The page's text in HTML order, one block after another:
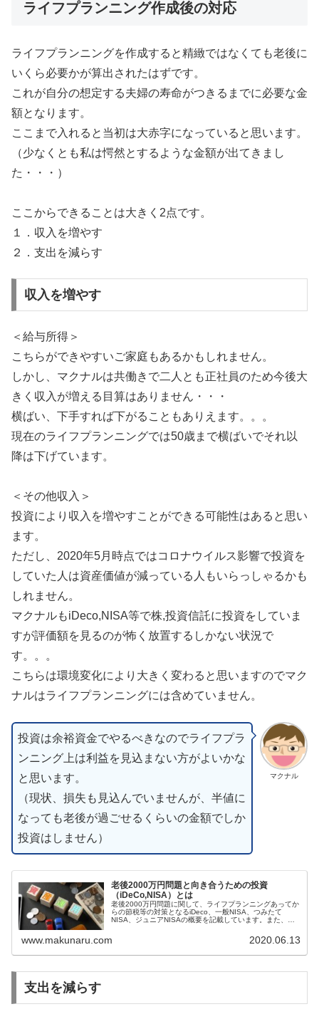
ライフプランニング作成後の対応
ライフプランニングを作成すると精緻ではなくても老後に
いくら必要かが算出されたはずです。
これが自分の想定する夫婦の寿命がつきるまでに必要な金
額となります。
ここまで入れると当初は大赤字になっていると思います。
（少なくとも私は愕然とするような金額が出てきまし
た・・・）
ここからできることは大きく2点です。
１．収入を増やす
２．支出を減らす
収入を増やす
＜給与所得＞
こちらができやすいご家庭もあるかもしれません。
しかし、マクナルは共働きで二人とも正社員のため今後大
きく収入が増える目算はありません・・・
横ばい、下手すれば下がることもありえます。。。
現在のライフプランニングでは50歳まで横ばいでそれ以
降は下げています。
＜その他収入＞
投資により収入を増やすことができる可能性はあると思い
ます。
ただし、2020年5月時点ではコロナウイルス影響で投資を
していた人は資産価値が減っている人もいらっしゃるかも
しれません。
マクナルもiDeco,NISA等で株,投資信託に投資をしていま
すが評価額を見るのが怖く放置するしかない状況で
す。。。
こちらは環境変化により大きく変わると思いますのでマク
ナルはライフプランニングには含めていません。
マクナル
投資は余裕資金でやるべきなのでライフプラ
ンニング上は利益を見込まない方がよいかな
と思います。
（現状、損失も見込んでいませんが、半値に
なっても老後が過ごせるくらいの金額でしか
投資はしません）
老後2000万円問題と向き合うための投資
（iDeCo,NISA）とは
老後2000万円問題に関して、ライフプランニングあってか
らの節税等の対策となるiDeco、一般NISA、つみたて
NISA、ジュニアNISAの概要を記載しています。また、
www.makunaru.com 2020.06.13
支出を減らす